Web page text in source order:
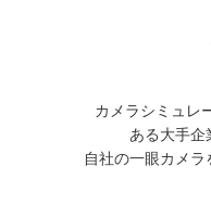
カメラシミュレ
ある大手企
自社の一眼カメ